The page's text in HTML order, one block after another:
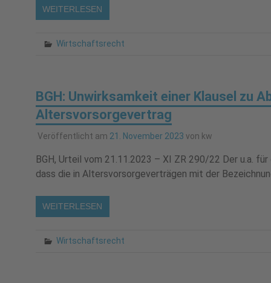
WEITERLESEN
Wirtschaftsrecht
BGH: Unwirksamkeit einer Klausel zu
Altersvorsorgevertrag
Veröffentlicht am 21. November 2023 von kw
BGH, Urteil vom 21.11.2023 – XI ZR 290/22 Der u.a.
dass die in Altersvorsorgeverträgen mit der
WEITERLESEN
Wirtschaftsrecht